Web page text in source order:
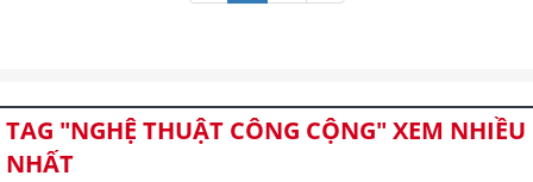
TAG "NGHỆ THUẬT CÔNG CỘNG" XEM NHIỀU
NHẤT